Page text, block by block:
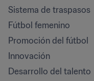
Sistema de traspasos
Fútbol femenino
Promoción del fútbol
Innovación
Desarrollo del talento